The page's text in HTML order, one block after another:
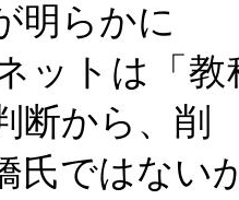
明らかに
ットは「
断から、削
氏ではない